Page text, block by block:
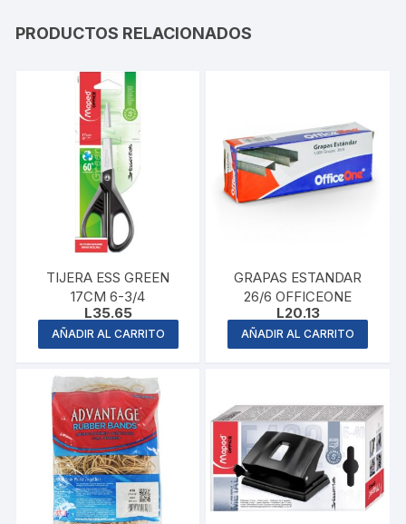
PRODUCTOS RELACIONADOS
TIJERA ESS GREEN
17CM 6-3/4
L35.65
AÑADIR AL CARRITO
GRAPAS ESTANDAR
26/6 OFFICEONE
L20.13
AÑADIR AL CARRITO